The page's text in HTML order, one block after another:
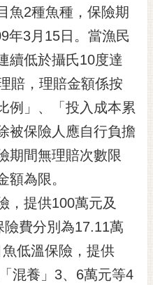
魚2種魚種，保險期
年3月15日。當漁民
續低於攝氏10度達
賠，理賠金額係按
例」、「投入成本累
被保險人應自行負擔
期間無理賠次數限
額為限。
提供100萬元及
費分別為17.11萬
低溫保險，提供
混養」3、6萬元等4